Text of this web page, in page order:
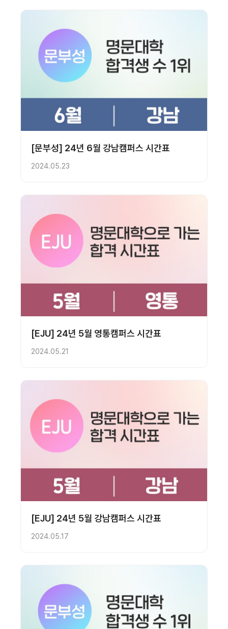
[문부성] 24년 6월 강남캠퍼스 시간표
2024.05.23
[EJU] 24년 5월 영통캠퍼스 시간표
2024.05.21
[EJU] 24년 5월 강남캠퍼스 시간표
2024.05.17